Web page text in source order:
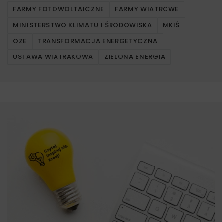
FARMY FOTOWOLTAICZNE
FARMY WIATROWE
MINISTERSTWO KLIMATU I ŚRODOWISKA
MKIŚ
OZE
TRANSFORMACJA ENERGETYCZNA
USTAWA WIATRAKOWA
ZIELONA ENERGIA